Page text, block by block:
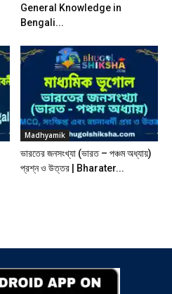
General Knowledge in
Bengali...
Madhyamik
ভারতের জনসংখ্যা (ভারত – পঞ্চম অধ্যায়)
প্রশ্ন ও উত্তর | Bharater...